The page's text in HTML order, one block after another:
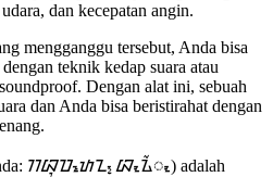
dan kecepatan angin.
mengganggu tersebut, Anda bisa
teknik kedap suara atau
Dengan alat ini, sebuah
dan Anda bisa beristirahat dengan
ᮊᮘᮥᮕᮒᮦᮔ᮪ ᮘᮧᮍᮁᮧ) adalah